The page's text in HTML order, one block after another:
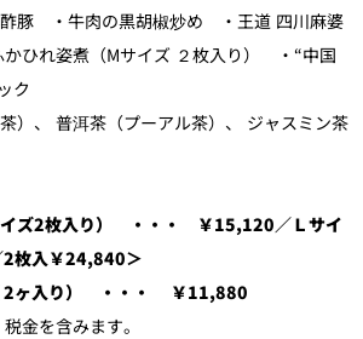
豚 ・牛肉の黒胡椒炒め ・王道 四川麻婆
ひれ姿煮（Mサイズ ２枚入り） ・“中国
ク
）、 普洱茶（プーアル茶）、 ジャスミン茶
ズ2枚入り） ・・・ ￥15,120／Ｌサイ
枚入￥24,840＞
2ヶ入り） ・・・ ￥11,880
金を含みます。